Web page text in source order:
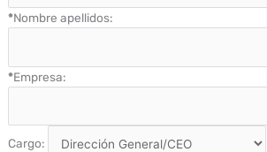
*Nombre apellidos:
*Empresa:
Cargo: